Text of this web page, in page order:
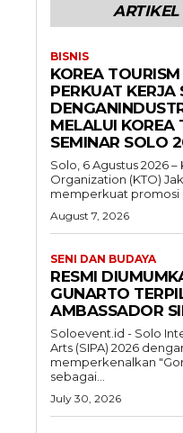
ARTIKEL
BISNIS
KOREA
PERKUAT KERJA
MELALUI KOREA
SEMINAR SOLO
Solo, 6 Agustus 2026 –
Organization (KTO)
memperkuat promosi
August 7, 2026
SENI DAN BUDAYA
RESMI
GUNARTO
AMBASSADOR
Soloevent.id - Solo
Arts (SIPA) 2026
memperkenalkan
sebagai...
July 30, 2026